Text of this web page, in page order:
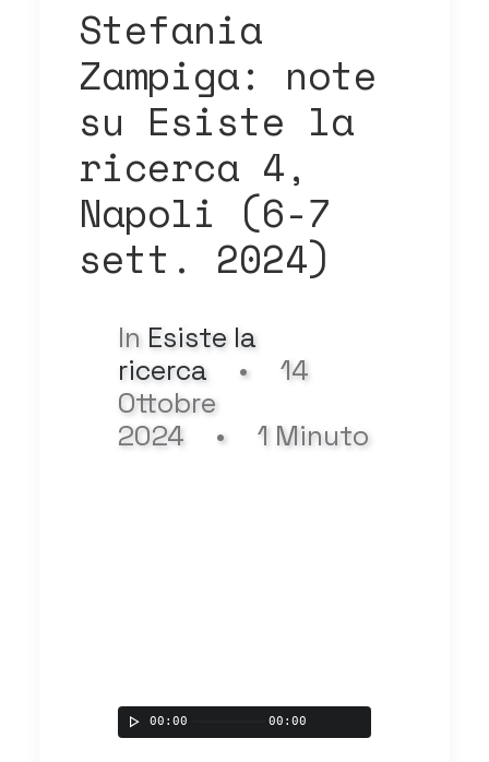
Stefania
Zampiga: note
su Esiste la
ricerca 4,
Napoli (6-7
sett. 2024)
In Esiste la
ricerca
•
14
Ottobre
2024
• 1 Minuto
00:00 00:00